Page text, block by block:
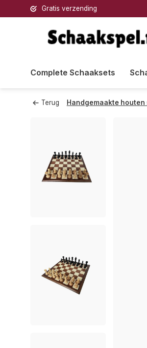
Gratis verzending
Complete Schaaksets
Terug Handgemaakte